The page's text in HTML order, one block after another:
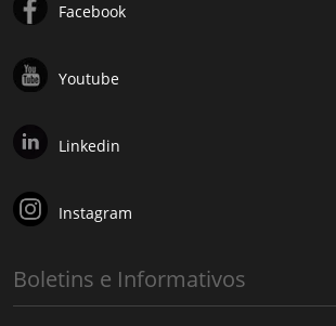
Facebook
Youtube
Linkedin
Instagram
Boletins e Informativos